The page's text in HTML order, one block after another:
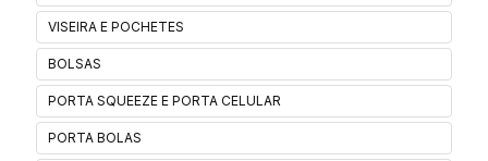
VISEIRA E POCHETES
BOLSAS
PORTA SQUEEZE E PORTA CELULAR
PORTA BOLAS